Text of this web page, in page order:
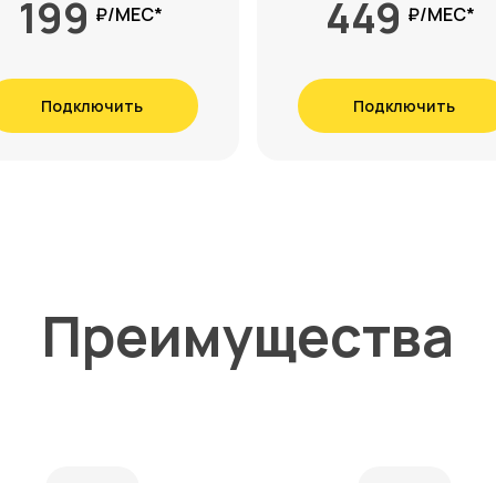
199 ₽/МЕС*
Подключить
449 ₽/МЕС*
Подключить
Преимущества